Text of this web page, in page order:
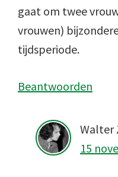
gaat om twee
vrouwen)
tijdsperiode.
Beantwoorden
Walter
15